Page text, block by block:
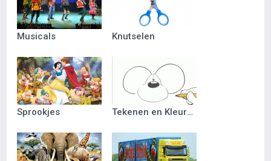
Musicals Knutselen
Sprookjes Tekenen en Kleuren